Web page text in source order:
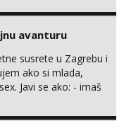
Kontakt
avanturu
susrete u Zagrebu i
ako si mlada,
Javi se ako: - imaš
- si fleksibilna s